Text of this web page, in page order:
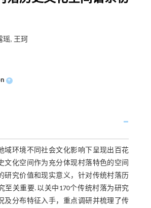
, 王珂
+
域环境不同社会文化影响下呈现出百花
文化空间作为充分体现村落特色的空间
研究价值和现实意义，针对传统村落历
至关重要.以关中170个传统村落为研究
及分布特征入手，重点调研并梳理了传